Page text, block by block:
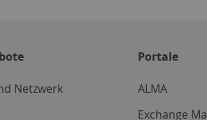
Netzwerk
Portale
ALMA
Exchange